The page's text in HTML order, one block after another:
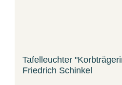
Tafelleuchter
Friedrich Schinkel